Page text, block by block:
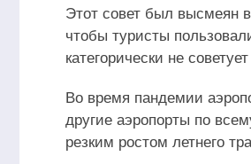
Этот совет был высмеян
чтобы туристы
категорически не
Во время пандемии
другие аэропорты по
резким ростом летнего